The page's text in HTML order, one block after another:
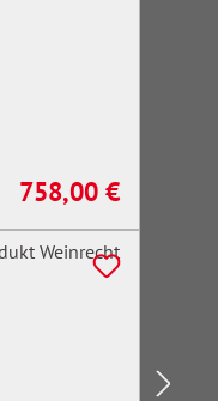
Regulärer Preis:
758,00 €